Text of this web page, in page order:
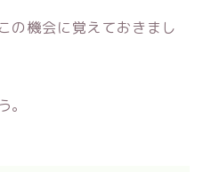
の機会に覚えておきまし